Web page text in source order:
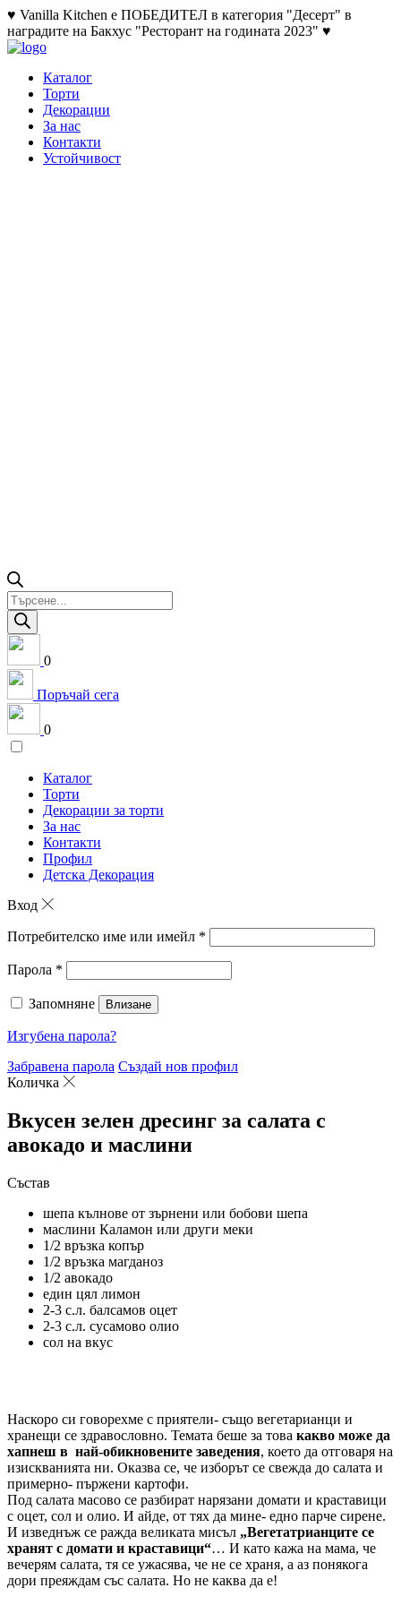
♥ Vanilla Kitchen е ПОБЕДИТЕЛ в категория "Десерт" в
наградите на Бакхус "Ресторант на годината 2023" ♥
Каталог
Торти
Декорации
За нас
Контакти
Устойчивост
Products
search
0
Поръчай сега
0
Каталог
Торти
Декорации за торти
За нас
Контакти
Профил
Детска Декорация
Вход
Потребителско име или имейл *
Парола *
Запомняне Влизане
Изгубена парола?
Забравена парола Създай нов профил
Количка
Вкусен зелен дресинг за салата с
авокадо и маслини
Състав
шепа кълнове от зърнени или бобови шепа
маслини Каламон или други меки
1/2 връзка копър
1/2 връзка магданоз
1/2 авокадо
един цял лимон
2-3 с.л. балсамов оцет
2-3 с.л. сусамово олио
сол на вкус
Наскоро си говорехме с приятели- също вегетарианци и
хранещи се здравословно. Темата беше за това какво може да
хапнеш в най-обикновените заведения, което да отговаря на
изискванията ни. Оказва се, че изборът се свежда до салата и
примерно- пържени картофи.
Под салата масово се разбират нарязани домати и краставици
с оцет, сол и олио. И айде, от тях да мине- едно парче сирене.
И изведнъж се ражда великата мисъл „Вегетатрианците се
хранят с домати и краставици“… И като кажа на мама, че
вечерям салата, тя се ужасява, че не се храня, а аз понякога
дори преяждам със салата. Но не каква да е!